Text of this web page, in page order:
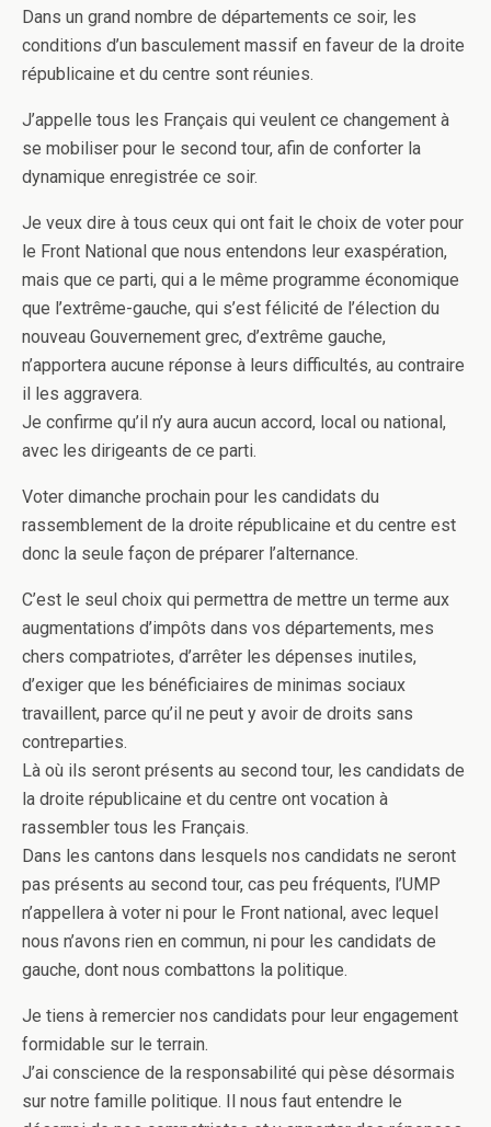
Dans un grand nombre de départements ce soir, les
conditions d’un basculement massif en faveur de la droite
républicaine et du centre sont réunies.
J’appelle tous les Français qui veulent ce changement à
se mobiliser pour le second tour, afin de conforter la
dynamique enregistrée ce soir.
Je veux dire à tous ceux qui ont fait le choix de voter pour
le Front National que nous entendons leur exaspération,
mais que ce parti, qui a le même programme économique
que l’extrême-gauche, qui s’est félicité de l’élection du
nouveau Gouvernement grec, d’extrême gauche,
n’apportera aucune réponse à leurs difficultés, au contraire
il les aggravera.
Je confirme qu’il n’y aura aucun accord, local ou national,
avec les dirigeants de ce parti.
Voter dimanche prochain pour les candidats du
rassemblement de la droite républicaine et du centre est
donc la seule façon de préparer l’alternance.
C’est le seul choix qui permettra de mettre un terme aux
augmentations d’impôts dans vos départements, mes
chers compatriotes, d’arrêter les dépenses inutiles,
d’exiger que les bénéficiaires de minimas sociaux
travaillent, parce qu’il ne peut y avoir de droits sans
contreparties.
Là où ils seront présents au second tour, les candidats de
la droite républicaine et du centre ont vocation à
rassembler tous les Français.
Dans les cantons dans lesquels nos candidats ne seront
pas présents au second tour, cas peu fréquents, l’UMP
n’appellera à voter ni pour le Front national, avec lequel
nous n’avons rien en commun, ni pour les candidats de
gauche, dont nous combattons la politique.
Je tiens à remercier nos candidats pour leur engagement
formidable sur le terrain.
J’ai conscience de la responsabilité qui pèse désormais
sur notre famille politique. Il nous faut entendre le